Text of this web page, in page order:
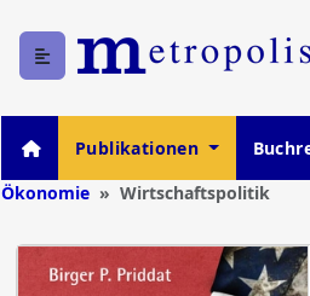
Publikationen
Ökonomie
Wirtschaftspolitik